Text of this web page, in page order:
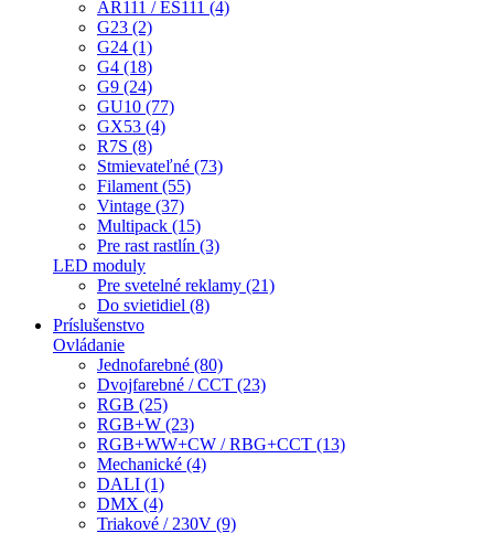
AR111 / ES111 (4)
G23 (2)
G24 (1)
G4 (18)
G9 (24)
GU10 (77)
GX53 (4)
R7S (8)
Stmievateľné (73)
Filament (55)
Vintage (37)
Multipack (15)
Pre rast rastlín (3)
LED moduly
Pre svetelné reklamy (21)
Do svietidiel (8)
Príslušenstvo
Ovládanie
Jednofarebné (80)
Dvojfarebné / CCT (23)
RGB (25)
RGB+W (23)
RGB+WW+CW / RBG+CCT (13)
Mechanické (4)
DALI (1)
DMX (4)
Triakové / 230V (9)